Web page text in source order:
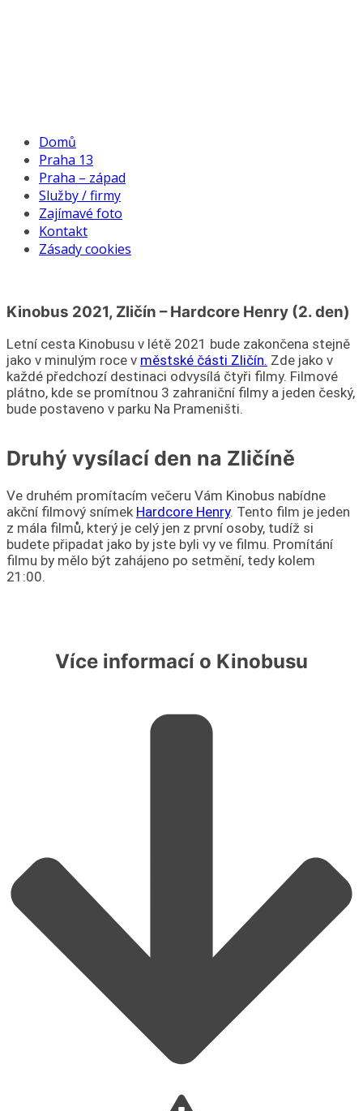
Domů
Praha 13
Praha – západ
Služby / firmy
Zajímavé foto
Kontakt
Zásady cookies
Kinobus 2021, Zličín – Hardcore Henry (2. den)
Letní cesta Kinobusu v létě 2021 bude zakončena stejně
jako v minulým roce v městské části Zličín. Zde jako v
každé předchozí destinaci odvysílá čtyři filmy. Filmové
plátno, kde se promítnou 3 zahraniční filmy a jeden český,
bude postaveno v parku Na Prameništi.
Druhý vysílací den na Zličíně
Ve druhém promítacím večeru Vám Kinobus nabídne
akční filmový snímek Hardcore Henry. Tento film je jeden
z mála filmů, který je celý jen z první osoby, tudíž si
budete připadat jako by jste byli vy ve filmu. Promítání
filmu by mělo být zahájeno po setmění, tedy kolem
21:00.
Více informací o Kinobusu